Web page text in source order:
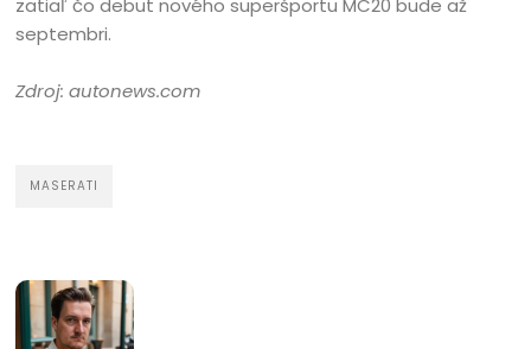
zatiaľ čo debut nového superšportu MC20 bude až
septembri.
Zdroj: autonews.com
MASERATI